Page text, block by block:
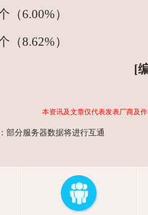
6.00%）
8.62%）
[
本资讯及文章仅代表发表厂商及
部分服务器数据将进行互通